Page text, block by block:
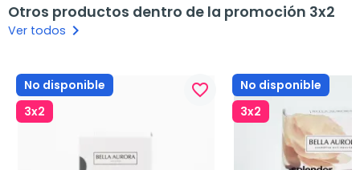
Otros productos dentro de la promoción 3x2
Ver todos keyboard_arrow_right
No disponible
3x2
favorite_border
No disponible
3x2